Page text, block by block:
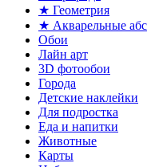
★ Геометрия
★ Акварельные
Обои
Лайн арт
3D фотообои
Города
Детские наклейки
Для подростка
Еда и напитки
Животные
Карты